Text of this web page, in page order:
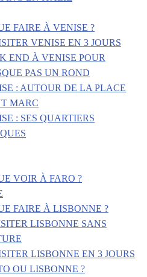
FAIRE À VENISE ?
VENISE EN 3 JOURS
END À VENISE POUR
PAS UN ROND
: AUTOUR DE LA PLACE
MARC
: SES QUARTIERS
VOIR À FARO ?
FAIRE À LISBONNE ?
LISBONNE SANS
LISBONNE EN 3 JOURS
OU LISBONNE ?